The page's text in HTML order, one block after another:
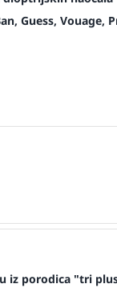
Guess, Vouage,
iz porodica "tri